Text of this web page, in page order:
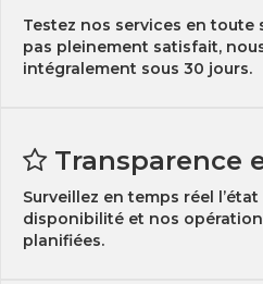
Testez nos services en toute
pas pleinement satisfait,
intégralement sous 30 jours.
Transparence
Surveillez en temps réel
disponibilité et nos
planifiées.